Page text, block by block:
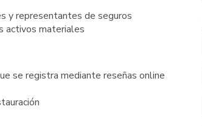
y representantes de seguros
activos materiales
se registra mediante reseñas online